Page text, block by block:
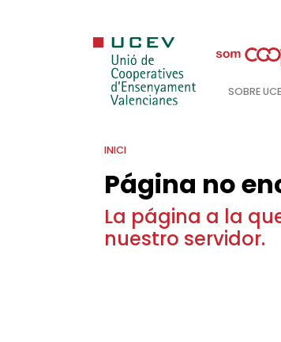
SOBRE
INICI
Página no
La página a la
nuestro servidor.